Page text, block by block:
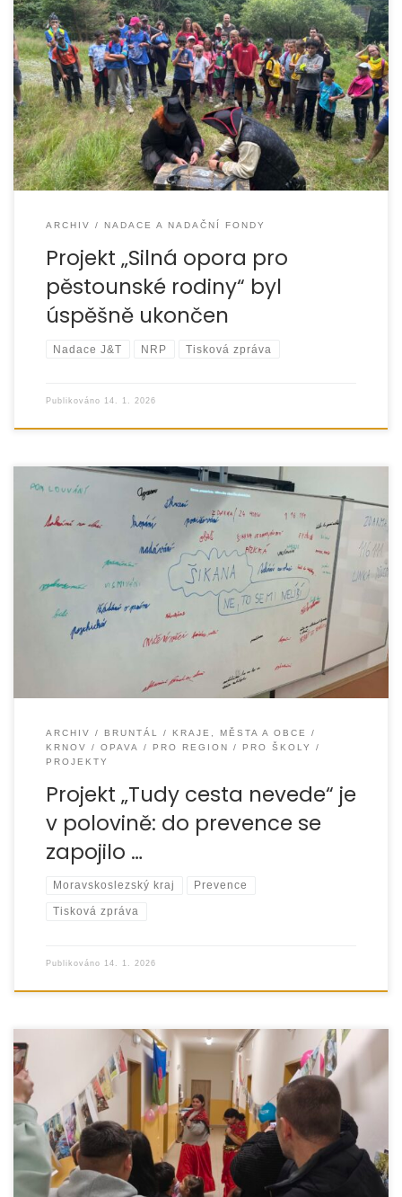
Projekt Silná opora pro pěstounské rodiny byl v uplynulém
roce díky finanční podpoře Nadace J&T úspěšně
realizován a přinesl konkrétní podporu dětem
ARCHIV NADACE A NADAČNÍ FONDY
Projekt „Silná opora pro
pěstounské rodiny“ byl
úspěšně ukončen
Nadace J&T NRP Tisková zpráva
Publikováno 14. 1. 2026
Organizace EUROTOPIA.CZ v první polovině školního roku
2025/2026 úspěšně realizovala první část dlouhodobého
projektu Tudy cesta nevede – Preventivní programy pro
ARCHIV BRUNTÁL
KRAJE, MĚSTA A OBCE
KRNOV
OPAVA PRO REGION
PRO ŠKOLY
PROJEKTY
Projekt „Tudy cesta nevede“ je
v polovině: do prevence se
zapojilo …
Moravskoslezský kraj Prevence
Tisková zpráva
Publikováno 14. 1. 2026
Projekt „Spojme ruce – Společnou cestou 2025“ navázal
na dlouhodobou komunitní práci v sociálně vyloučené
lokalitě U Cukrovaru v Opavě, která byla